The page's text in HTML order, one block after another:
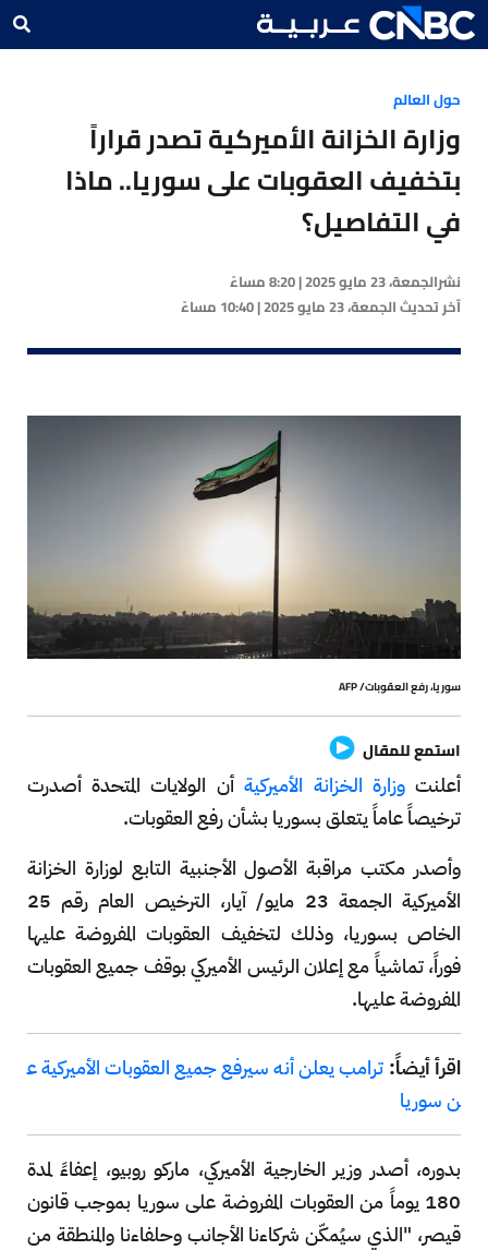
حول العالم
وزارة الخزانة الأميركية تصدر قراراً
بتخفيف العقوبات على سوريا.. ماذا
في التفاصيل؟
نشرالجمعة، 23 مايو 2025 | 8:20 مساءً
آخر تحديثالجمعة، 23 مايو 2025 | 10:40 مساءً
سوريا، رفع العقوبات/ AFP
استمع للمقال
أعلنتوزارة الخزانة الأميركيةأن الولايات المتحدة أصدرت
ترخيصاً عاماً يتعلق بسوريا بشأن رفع العقوبات.
وأصدر مكتب مراقبة الأصول الأجنبية التابع لوزارة الخزانة
الأميركية الجمعة 23 مايو/ آيار، الترخيص العام رقم 25
الخاص بسوريا، وذلك لتخفيف العقوبات المفروضة عليها
فوراً، تماشياً مع إعلان الرئيس الأميركي بوقف جميع العقوبات
المفروضة عليها.
اقرأ أيضاً: ترامب يعلن أنه سيرفع جميع العقوبات الأميركية ع
ن سوريا
بدوره، أصدر وزير الخارجية الأميركي، ماركو روبيو، إعفاءً لمدة
180 يوماً من العقوبات المفروضة على سوريا بموجب قانون
قيصر، "الذي سيُمكّن شركاءنا الأجانب وحلفاءنا والمنطقة من